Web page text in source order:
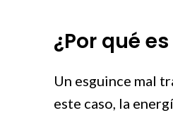
¿Por qué
Un esguince mal
este caso, la